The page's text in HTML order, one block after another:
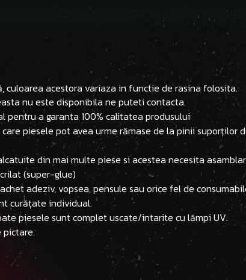
culoarea acestora variaza in functie de rasina folosita.
nu este disponibila ne puteti contacta.
pentru a garanta 100% calitatea produsului:
piesele pot avea urme rămase de la pinii
din mai multe piese si acestea necesita
(super-glue)
adeziv, vopsea, pensule sau orice fel de
curățate individual.
piesele sunt complet uscate/intarite cu lămpi UV.
pictare.